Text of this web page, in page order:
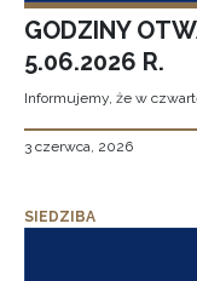
GODZINY
5.06.2026 R.
Informujemy, że w
3 czerwca, 2026
SIEDZIBA